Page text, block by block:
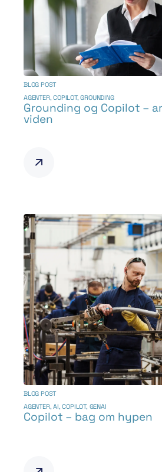
BLOG POST
AGENTER,COPILOT,GROUNDING
Grounding og Copilot –
viden
BLOG POST
AGENTER,AI,COPILOT, GENAI
Copilot – bag om hypen